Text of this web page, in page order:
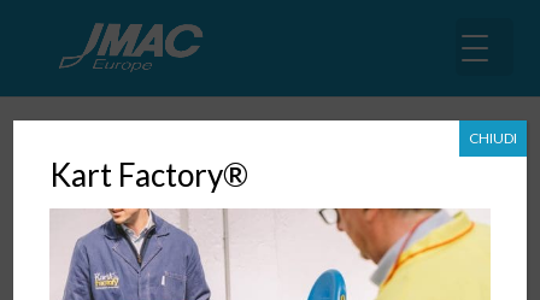
Kart Factory®
CHIUDI